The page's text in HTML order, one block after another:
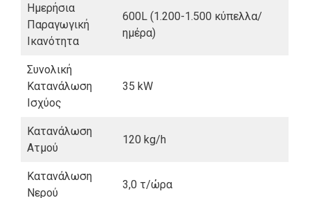
Ημερήσια
Παραγωγική
Ικανότητα
600L (1.200-1.500 κύπελλα/
ημέρα)
Συνολική
Κατανάλωση
Ισχύος
35 kW
Κατανάλωση
Ατμού
120 kg/h
Κατανάλωση
Νερού
3,0 τ/ώρα